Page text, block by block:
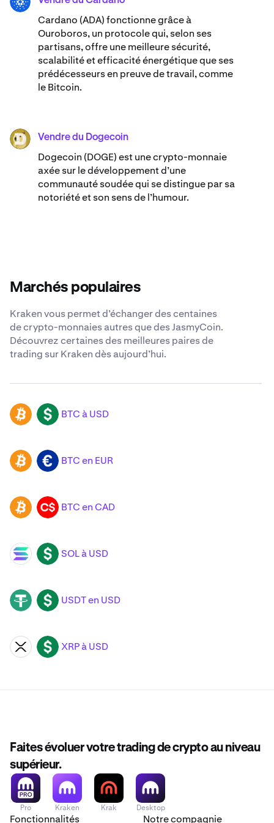
ADA
Cardano (ADA) ​​fonctionne grâce à
Ouroboros, un protocole qui, selon ses
partisans, offre une meilleure sécurité,
scalabilité et efficacité énergétique que ses
prédécesseurs en preuve de travail, comme
le Bitcoin.
DOGE Vendre du Dogecoin
Dogecoin (DOGE) est une crypto-monnaie
axée sur le développement d’une
communauté soudée qui se distingue par sa
notoriété et son sens de l’humour.
Marchés populaires
Kraken vous permet d’échanger des centaines
de crypto-monnaies autres que des JasmyCoin.
Découvrez certaines des meilleures paires de
trading sur Kraken dès aujourd’hui.
BTC USD BTC à USD
BTC EUR BTC en EUR
BTC CAD BTC en CAD
SOL USD SOL à USD
USDT USD USDT en USD
XRP USD XRP à USD
Faites évoluer votre trading de crypto au niveau
supérieur.
Pro Kraken Krak Desktop
Fonctionnalités Notre compagnie